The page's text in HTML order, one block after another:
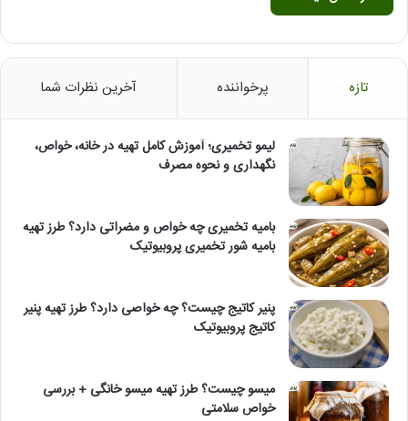
تازه پرخواننده آخرین نظرات شما
لیمو تخمیری؛ آموزش کامل تهیه در خانه، خواص،
نگهداری و نحوه مصرف
بامیه تخمیری چه خواص و مضراتی دارد؟ طرز تهیه
بامیه شور تخمیری پروبیوتیک
پنیر کاتیج چیست؟ چه خواصی دارد؟ طرز تهیه پنیر
کاتیج پروبیوتیک
میسو چیست؟ طرز تهیه میسو خانگی + بررسی
خواص سلامتی